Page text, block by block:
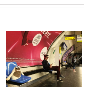
MonsterZi čekaju
strahove